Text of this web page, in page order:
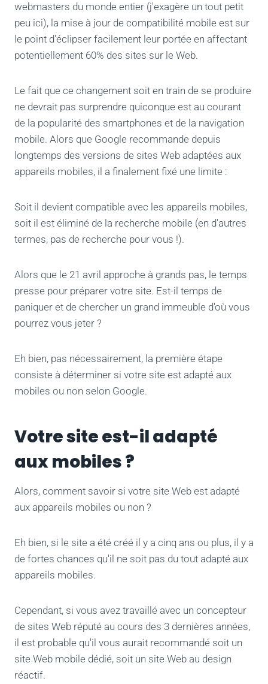
webmasters du monde entier (j'exagère un tout petit
peu ici), la mise à jour de compatibilité mobile est sur
le point d'éclipser facilement leur portée en affectant
potentiellement 60% des sites sur le Web.
Le fait que ce changement soit en train de se produire
ne devrait pas surprendre quiconque est au courant
de la popularité des smartphones et de la navigation
mobile. Alors que Google recommande depuis
longtemps des versions de sites Web adaptées aux
appareils mobiles, il a finalement fixé une limite :
Soit il devient compatible avec les appareils mobiles,
soit il est éliminé de la recherche mobile (en d'autres
termes, pas de recherche pour vous !).
Alors que le 21 avril approche à grands pas, le temps
presse pour préparer votre site. Est-il temps de
paniquer et de chercher un grand immeuble d'où vous
pourrez vous jeter ?
Eh bien, pas nécessairement, la première étape
consiste à déterminer si votre site est adapté aux
mobiles ou non selon Google.
Votre site est-il adapté
aux mobiles ?
Alors, comment savoir si votre site Web est adapté
aux appareils mobiles ou non ?
Eh bien, si le site a été créé il y a cinq ans ou plus, il y a
de fortes chances qu'il ne soit pas du tout adapté aux
appareils mobiles.
Cependant, si vous avez travaillé avec un concepteur
de sites Web réputé au cours des 3 dernières années,
il est probable qu'il vous aurait recommandé soit un
site Web mobile dédié, soit un site Web au design
réactif.